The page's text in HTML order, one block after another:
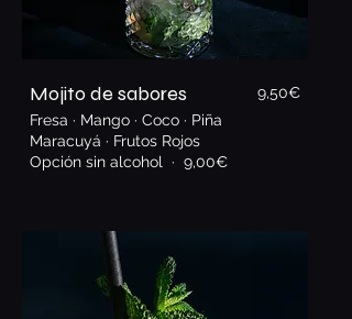
Mojito de sabores 9,50€
Fresa · Mango · Coco · Piña
Maracuyá · Frutos Rojos
Opción sin alcohol · 9,00€